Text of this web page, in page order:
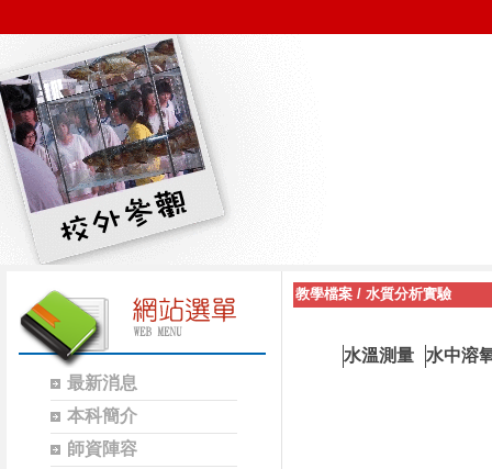
最新消息
本科簡介
師資陣容
教學檔案 / 水質分析實驗
水溫測量 水中溶